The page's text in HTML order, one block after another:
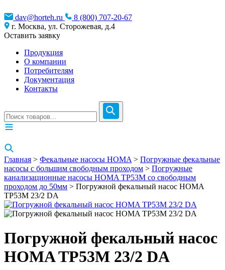
dav@horteh.ru
8 (800) 707-20-67
г. Москва, ул. Сторожевая, д.4
Оставить заявку
Продукция
О компании
Потребителям
Документация
Контакты
Главная > Фекальные насосы HOMA > Погружные фекальные
насосы с большим свободным проходом > Погружные
канализационные насосы HOMA TP53M со свободным
проходом до 50мм > Погружной фекальный насос HOMA
TP53M 23/2 DA
Погружной фекальный насос
HOMA TP53M 23/2 DA